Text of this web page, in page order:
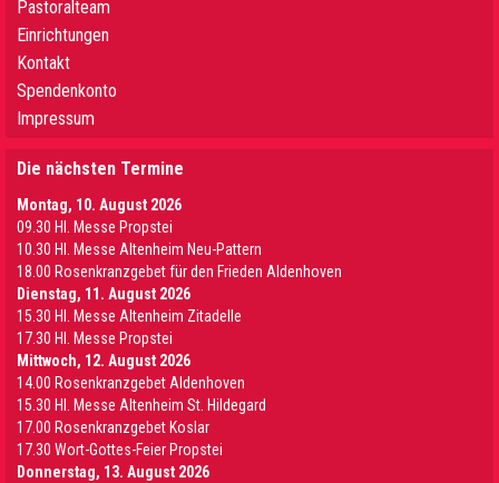
Pastoralteam
Einrichtungen
Kontakt
Spendenkonto
Impressum
Die nächsten Termine
Montag, 10. August 2026
09.30 Hl. Messe Propstei
10.30 Hl. Messe Altenheim Neu-Pattern
18.00 Rosenkranzgebet für den Frieden Aldenhoven
Dienstag, 11. August 2026
15.30 Hl. Messe Altenheim Zitadelle
17.30 Hl. Messe Propstei
Mittwoch, 12. August 2026
14.00 Rosenkranzgebet Aldenhoven
15.30 Hl. Messe Altenheim St. Hildegard
17.00 Rosenkranzgebet Koslar
17.30 Wort-Gottes-Feier Propstei
Donnerstag, 13. August 2026